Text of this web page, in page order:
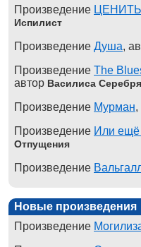
Произведение
Испилист
Произведение Душа,
Произведение The
автор Василиса
Произведение Мурман,
Произведение Или ещё
Отпущения
Произведение
Новые произведения
Произведение